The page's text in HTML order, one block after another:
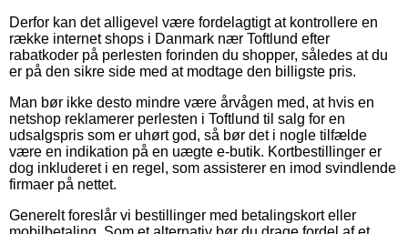
Derfor kan det alligevel være fordelagtigt at kontrollere en
række internet shops i Danmark nær Toftlund efter
rabatkoder på perlesten forinden du shopper, således at du
er på den sikre side med at modtage den billigste pris.
Man bør ikke desto mindre være årvågen med, at hvis en
netshop reklamerer perlesten i Toftlund til salg for en
udsalgspris som er uhørt god, så bør det i nogle tilfælde
være en indikation på en uægte e-butik. Kortbestillinger er
dog inkluderet i en regel, som assisterer en imod svindlende
firmaer på nettet.
Generelt foreslår vi bestillinger med betalingskort eller